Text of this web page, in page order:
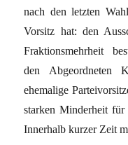
nach den letzten
Vorsitz hat: den
Fraktionsmehrheit
den Abgeordneten
ehemalige
starken Minderheit
Innerhalb kurzer Zeit